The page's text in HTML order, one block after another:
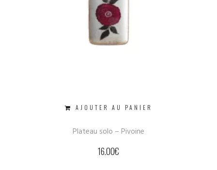
AJOUTER AU PANIER
Plateau solo – Pivoine
16.00€